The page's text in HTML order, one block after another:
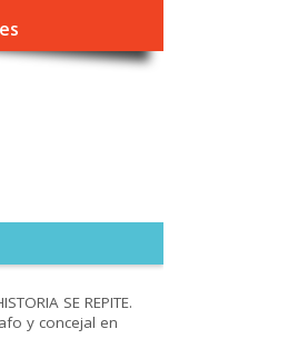
SE REPITE.
y concejal en